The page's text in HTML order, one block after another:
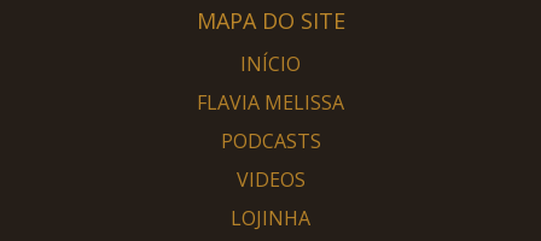
MAPA DO SITE
INÍCIO
FLAVIA MELISSA
PODCASTS
VIDEOS
LOJINHA